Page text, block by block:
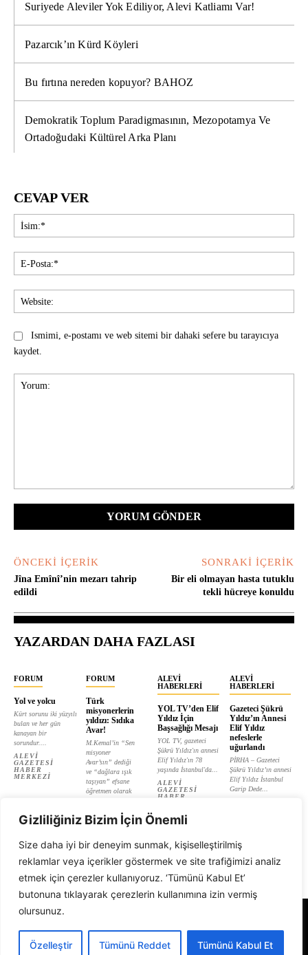
Gizliliğiniz Bizim İçin Önemli
Size daha iyi bir deneyim sunmak, kişiselleştirilmiş
reklamlar veya içerikler göstermek ve site trafiğimizi analiz
etmek için çerezler kullanıyoruz. ‘Tümünü Kabul Et’
butonuna tıklayarak çerezlerin kullanımına izin vermiş
olursunuz.
Özelleştir Tümünü Reddet Tümünü Kabul Et
Suriyede Aleviler Yok Ediliyor, Alevi Katliamı Var!
Pazarcık’ın Kürd Köyleri
Bu fırtına nereden kopuyor? BAHOZ
Demokratik Toplum Paradigmasının, Mezopotamya Ve
Ortadoğudaki Kültürel Arka Planı
CEVAP VER
Ismimi, e-postamı ve web sitemi bir dahaki sefere bu tarayıcıya
kaydet.
ÖNCEKI İÇERIK
Jîna Emînî’nin mezarı tahrip
edildi
SONRAKI İÇERIK
Bir eli olmayan hasta tutuklu
tekli hücreye konuldu
YAZARDAN DAHA FAZLASI
FORUM
Yol ve yolcu
Kürt sorunu iki yüzyılı
bulan ve her gün
kanayan bir
sorundur....
ALEVI
GAZETESI
HABER
MERKEZI
FORUM
Türk
misyonerlerin
yıldızı: Sıdıka
Avar!
M.Kemal’in “Sen
misyoner
Avar’sın” dediği
ve “dağlara ışık
taşıyan” efsane
öğretmen olarak
ALEVI
GAZETESI
ALEVI
HABERLERI
YOL TV’den Elif
Yıldız İçin
Başsağlığı Mesajı
YOL TV, gazeteci
Şükrü Yıldız'ın annesi
Elif Yıldız'ın 78
yaşında İstanbul'da...
ALEVI
GAZETESI
HABER
ALEVI
HABERLERI
Gazeteci Şükrü
Yıldız’ın Annesi
Elif Yıldız
nefeslerle
uğurlandı
PİRHA – Gazeteci
Şükrü Yıldız’ın annesi
Elif Yıldız İstanbul
Garip Dede...
Alevi Gazetesi